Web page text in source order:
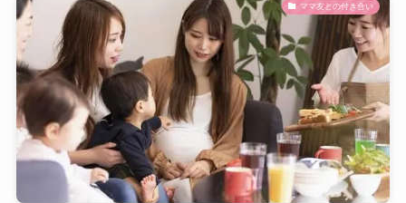
ママ友との付き合い